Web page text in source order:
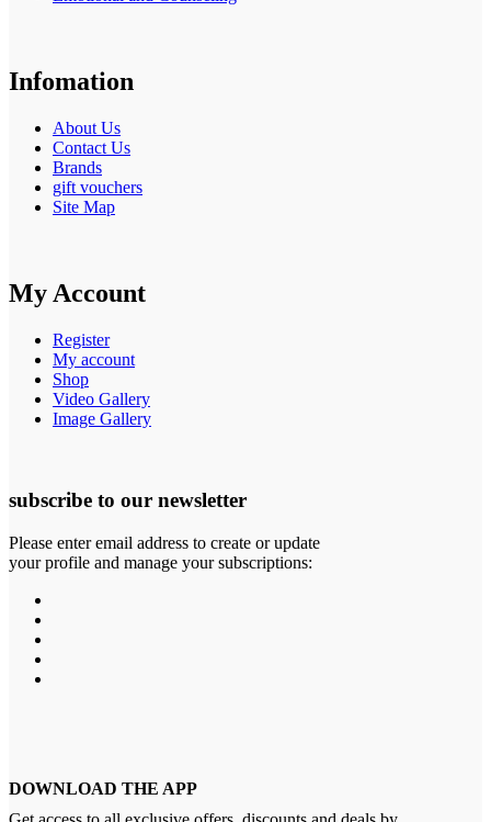
Infomation
About Us
Contact Us
Brands
gift vouchers
Site Map
My Account
Register
My account
Shop
Video Gallery
Image Gallery
subscribe to our newsletter
Please enter email address to create or update
your profile and manage your subscriptions:
DOWNLOAD THE APP